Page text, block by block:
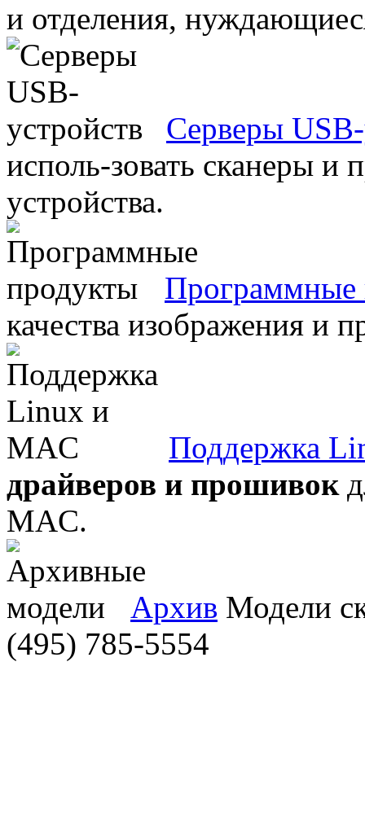
и отделения,
Серверы
исполь-зовать сканеры и
устройства.
Программные
качества изображения и
Поддержка
драйверов и прошивок
MAC.
Архив Модели
(495) 785-5554